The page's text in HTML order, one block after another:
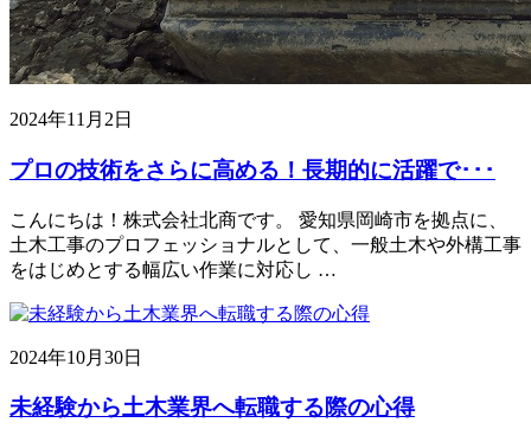
2024年11月2日
プロの技術をさらに高める！長期的に活躍で･･･
こんにちは！株式会社北商です。 愛知県岡崎市を拠点に、
土木工事のプロフェッショナルとして、一般土木や外構工事
をはじめとする幅広い作業に対応し …
2024年10月30日
未経験から土木業界へ転職する際の心得